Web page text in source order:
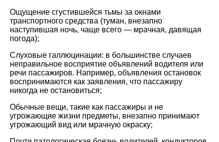
Ощущение сгустившейся тьмы за окнами
транспортного средства (туман, внезапно
наступившая ночь, чаще всего — мрачная, давящая
погода);
Слуховые галлюцинации: в большинстве случаев
неправильное восприятие объявлений водителя или
речи пассажиров. Например, объявления остановок
воспринимаются как заявления, что пассажиру
никогда не остановиться;
Обычные вещи, такие как пассажиры и не
угрожающие жизни предметы, внезапно принимают
угрожающий вид или мрачную окраску;